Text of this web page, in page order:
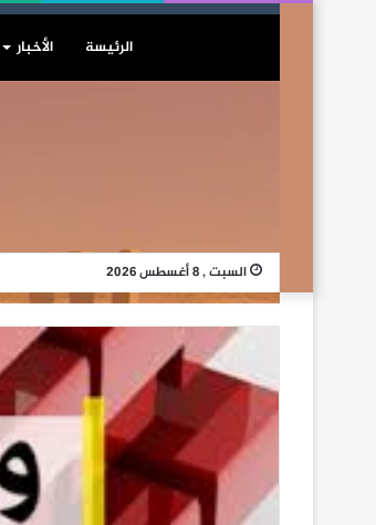
الرئيسة الأخبار
السبت , 8 أغسطس 2026